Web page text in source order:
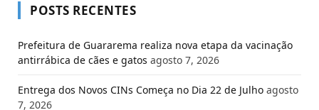
POSTS RECENTES
Prefeitura de Guararema realiza nova etapa da vacinação
antirrábica de cães e gatos agosto 7, 2026
Entrega dos Novos CINs Começa no Dia 22 de Julho agosto
7, 2026